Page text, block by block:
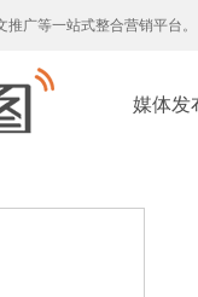
广等一站式整合营销平台。
媒体发